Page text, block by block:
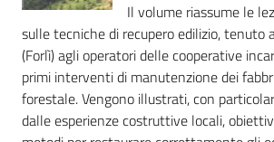
Il volume riassume le
sulle tecniche di recupero edilizio, tenuto
(Forlì) agli operatori delle cooperative
primi interventi di manutenzione dei
forestale. Vengono illustrati, con
dalle esperienze costruttive locali,